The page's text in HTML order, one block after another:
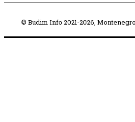
© Budim Info 2021-2026,